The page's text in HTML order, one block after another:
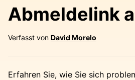
Abmeldelink
Verfasst von David Morelo
Erfahren Sie, wie Sie sich